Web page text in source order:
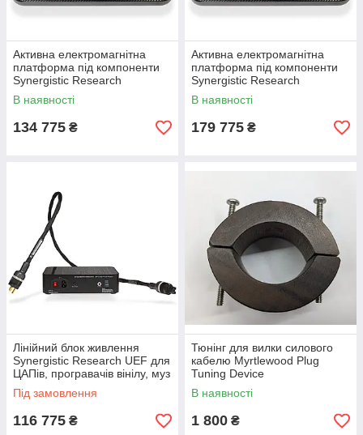
Активна електромагнітна
платформа під компоненти
Synergistic Research
Tranquility Base Carbon
В наявності
134 775 ₴
Активна електромагнітна
платформа під компоненти
Synergistic Research
Tranquility Base Carbon XL
В наявності
179 775 ₴
Лінійний блок живлення
Synergistic Research UEF для
ЦАПів, програвачів вінілу, муз
серверів ( Roon Nucleus)
Під замовлення
116 775 ₴
Тюнінг для вилки силового
кабелю Myrtlewood Plug
Tuning Device
В наявності
1 800 ₴